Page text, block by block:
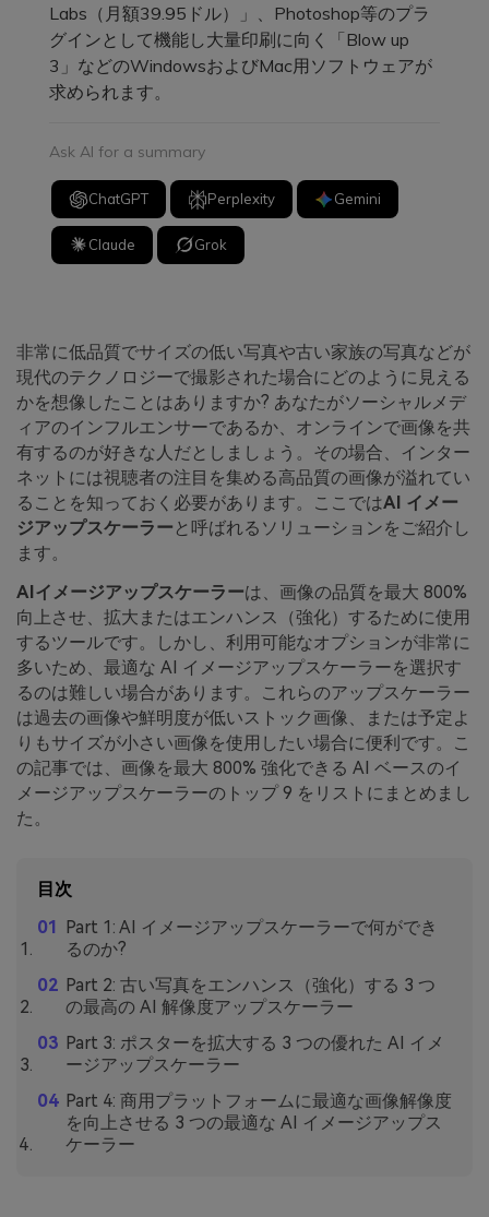
Labs（月額39.95ドル）」、Photoshop等のプラ
グインとして機能し大量印刷に向く「Blow up
3」などのWindowsおよびMac用ソフトウェアが
求められます。
Ask AI for a summary
ChatGPT Perplexity Gemini
Claude Grok
非常に低品質でサイズの低い写真や古い家族の写真などが
現代のテクノロジーで撮影された場合にどのように見える
かを想像したことはありますか? あなたがソーシャルメデ
ィアのインフルエンサーであるか、オンラインで画像を共
有するのが好きな人だとしましょう。その場合、インター
ネットには視聴者の注目を集める高品質の画像が溢れてい
ることを知っておく必要があります。ここではAI イメー
ジアップスケーラー と呼ばれるソリューションをご紹介し
ます。
AIイメージアップスケーラーは、画像の品質を最大 800%
向上させ、拡大またはエンハンス（強化）するために使用
するツールです。しかし、利用可能なオプションが非常に
多いため、最適な AI イメージアップスケーラーを選択す
るのは難しい場合があります。これらのアップスケーラー
は過去の画像や鮮明度が低いストック画像、または予定よ
りもサイズが小さい画像を使用したい場合に便利です。こ
の記事では、画像を最大 800% 強化できる AI ベースのイ
メージアップスケーラーのトップ 9 をリストにまとめまし
た。
目次
Part 1: AI イメージアップスケーラーで何ができ
るのか?
Part 2: 古い写真をエンハンス（強化）する 3 つ
の最高の AI 解像度アップスケーラー
Part 3: ポスターを拡大する 3 つの優れた AI イメ
ージアップスケーラー
Part 4: 商用プラットフォームに最適な画像解像度
を向上させる 3 つの最適な AI イメージアップス
ケーラー